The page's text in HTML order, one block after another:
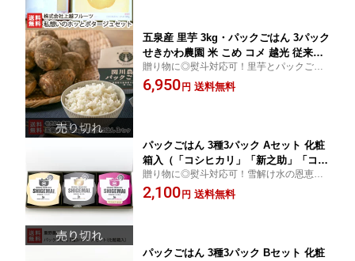
五泉産 里芋 3kg・パックごはん 3パック
せきかわ農園 米 こめ コメ 越光 従来品
種 こしひかり さといも サトイモ 里い
も さと芋 詰め合わせ セット 新潟県 生
贈り物に◎熨斗対応可！里芋とパックごは
んのセットをご紹介！里芋は、高級料亭か
らも注文が入る逸品！従来品種コシヒカリ
6,950 円 送料無料
パックごはん 3種3パック Aセット 化粧
箱入（「コシヒカリ」「新之助」「コシ
ヒカリ×もち麦」各1パック）重野農産
【ご飯/雪解け水/新潟県産/湯煎/アウト
贈り物に◎熨斗対応可！雪解け水の恩恵を
受けて育ったコシヒカリと新之助のパック
ごはん！チンすれば、ホカホカごはんを食
2,100 円 送料無料
パックごはん 3種3パック Bセット 化粧